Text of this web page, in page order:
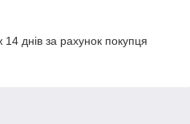
днів за рахунок покупця